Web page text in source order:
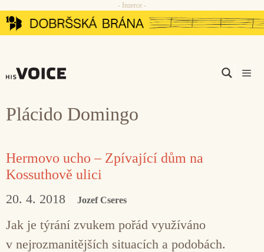
Přeskočit
na
- Inzerce -
Plácido Domingo
Hermovo ucho – Zpívající dům na
Kossuthově ulici
20. 4. 2018 Jozef Cseres
Jak je týrání zvukem pořád využíváno
v nejrozmanitějších situacích a podobách.